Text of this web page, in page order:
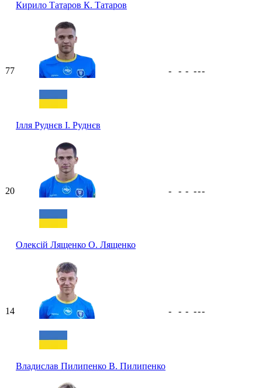
Кирило Татаров К. Татаров
77
Ілля Руднєв І. Руднєв
- - - ---
20
Олексій Лященко О. Лященко
- - - ---
14
Владислав Пилипенко В. Пилипенко
- - - ---